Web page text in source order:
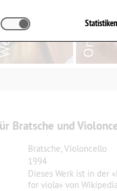
Bratsche und
Bratsche, Violoncello
1994
Dieses Werk ist in der
for viola» von Wikipedia
Statistiken